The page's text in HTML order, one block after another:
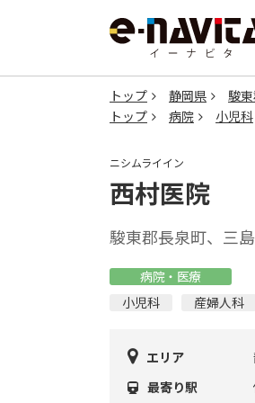
トップ 静岡県 駿
トップ
病院 小児科
ニシムライイン
西村医院
駿東郡長泉町、三
病院・医療
小児科
産婦人科
エリア
最寄り駅